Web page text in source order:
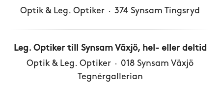
Optik & Leg. Optiker · 374 Synsam Tingsryd
Leg. Optiker till Synsam Växjö, hel- eller deltid
Optik & Leg. Optiker · 018 Synsam Växjö
Tegnérgallerian